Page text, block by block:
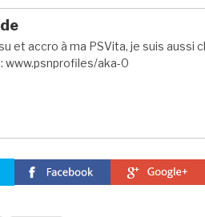
et accro à ma PSVita, je suis aussi
www.psnprofiles/aka-0